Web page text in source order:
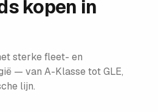
kopen in
sterke fleet- en
— van A-Klasse tot GLE,
lijn.